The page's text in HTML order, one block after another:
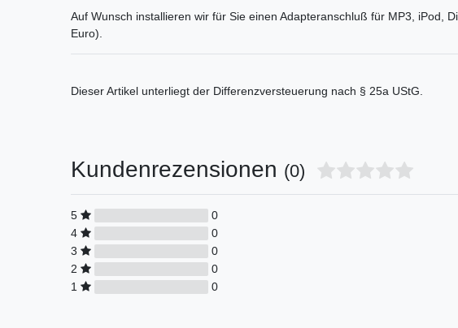
Auf Wunsch installieren wir für Sie einen Adapteranschluß für MP3, iPod,
Euro).
Dieser Artikel unterliegt der Differenzversteuerung nach § 25a UStG.
Kundenrezensionen (0)
5
0
4
0
3
0
2
0
1
0